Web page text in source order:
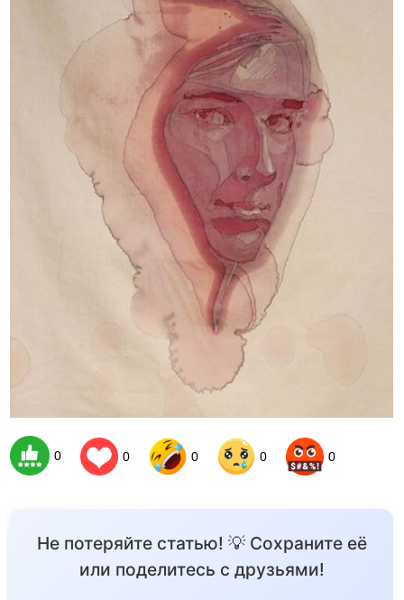
0 0 0 0 0
Не потеряйте статью! 💡 Сохраните её
или поделитесь с друзьями!